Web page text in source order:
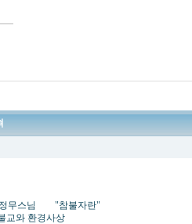
차~
무스님 "참불자란"
환경사상